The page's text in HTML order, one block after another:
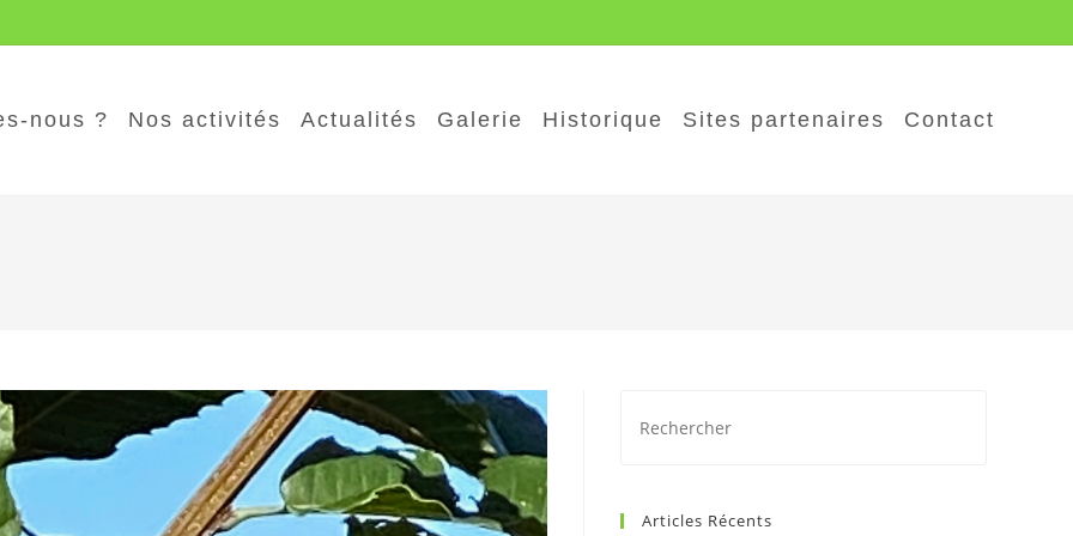
nous ? Nos activités Actualités Galerie Historique Sites partenaires Contact
Articles Récents